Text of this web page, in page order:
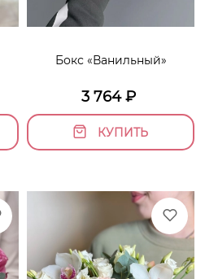
Бокс «Ванильный»
3 764₽
КУПИТЬ